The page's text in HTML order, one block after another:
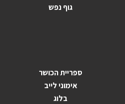
גוף נפש
ספריית הכושר
אימוני לייב
בלוג